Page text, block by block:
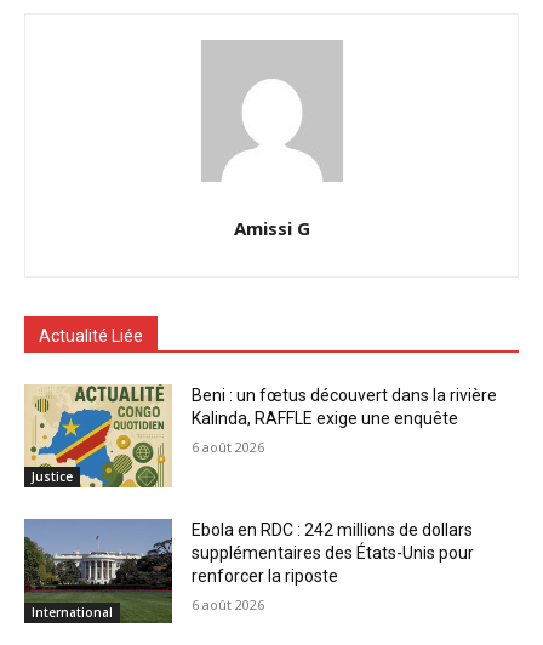
Amissi G
Actualité Liée
Justice
Beni : un fœtus découvert dans la rivière
Kalinda, RAFFLE exige une enquête
6 août 2026
International
Ebola en RDC : 242 millions de dollars
supplémentaires des États-Unis pour
renforcer la riposte
6 août 2026